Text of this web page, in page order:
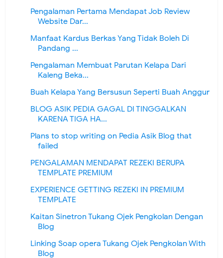
Pengalaman Pertama Mendapat Job Review
Website Dar...
Manfaat Kardus Berkas Yang Tidak Boleh Di
Pandang ...
Pengalaman Membuat Parutan Kelapa Dari
Kaleng Beka...
Buah Kelapa Yang Bersusun Seperti Buah Anggur
BLOG ASIK PEDIA GAGAL DI TINGGALKAN
KARENA TIGA HA...
Plans to stop writing on Pedia Asik Blog that
failed
PENGALAMAN MENDAPAT REZEKI BERUPA
TEMPLATE PREMIUM
EXPERIENCE GETTING REZEKI IN PREMIUM
TEMPLATE
Kaitan Sinetron Tukang Ojek Pengkolan Dengan
Blog
Linking Soap opera Tukang Ojek Pengkolan With
Blog